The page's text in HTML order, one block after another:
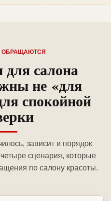
ОБРАЩАЮТСЯ
салона
не «для
спокойной
зависит и порядок
сценария, которые
по салону красоты.